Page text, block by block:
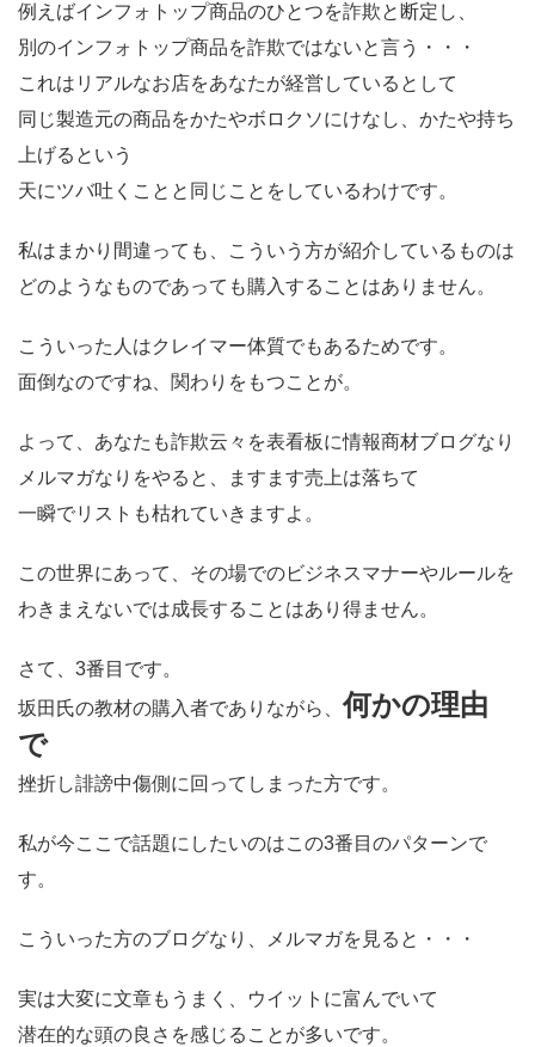
例えばインフォトップ商品のひとつを詐欺と断定し、
別のインフォトップ商品を詐欺ではないと言う・・・
これはリアルなお店をあなたが経営しているとして
同じ製造元の商品をかたやボロクソにけなし、かたや持ち
上げるという
天にツバ吐くことと同じことをしているわけです。
私はまかり間違っても、こういう方が紹介しているものは
どのようなものであっても購入することはありません。
こういった人はクレイマー体質でもあるためです。
面倒なのですね、関わりをもつことが。
よって、あなたも詐欺云々を表看板に情報商材ブログなり
メルマガなりをやると、ますます売上は落ちて
一瞬でリストも枯れていきますよ。
この世界にあって、その場でのビジネスマナーやルールを
わきまえないでは成長することはあり得ません。
さて、3番目です。
坂田氏の教材の購入者でありながら、何かの理由
で
挫折し誹謗中傷側に回ってしまった方です。
私が今ここで話題にしたいのはこの3番目のパターンで
す。
こういった方のブログなり、メルマガを見ると・・・
実は大変に文章もうまく、ウイットに富んでいて
潜在的な頭の良さを感じることが多いです。